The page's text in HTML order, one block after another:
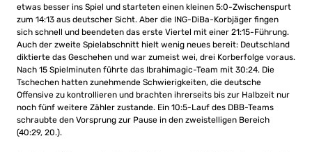
etwas besser ins Spiel und starteten einen kleinen 5:0-Zwischenspurt
zum 14:13 aus deutscher Sicht. Aber die ING-DiBa-Korbjäger fingen
sich schnell und beendeten das erste Viertel mit einer 21:15-Führung.
Auch der zweite Spielabschnitt hielt wenig neues bereit: Deutschland
diktierte das Geschehen und war zumeist wei, drei Korberfolge voraus.
Nach 15 Spielminuten führte das Ibrahimagic-Team mit 30:24. Die
Tschechen hatten zunehmende Schwierigkeiten, die deutsche
Offensive zu kontrollieren und brachten ihrerseits bis zur Halbzeit nur
noch fünf weitere Zähler zustande. Ein 10:5-Lauf des DBB-Teams
schraubte den Vorsprung zur Pause in den zweistelligen Bereich
(40:29, 20.).